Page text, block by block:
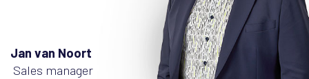
Jan van Noort
Sales manager